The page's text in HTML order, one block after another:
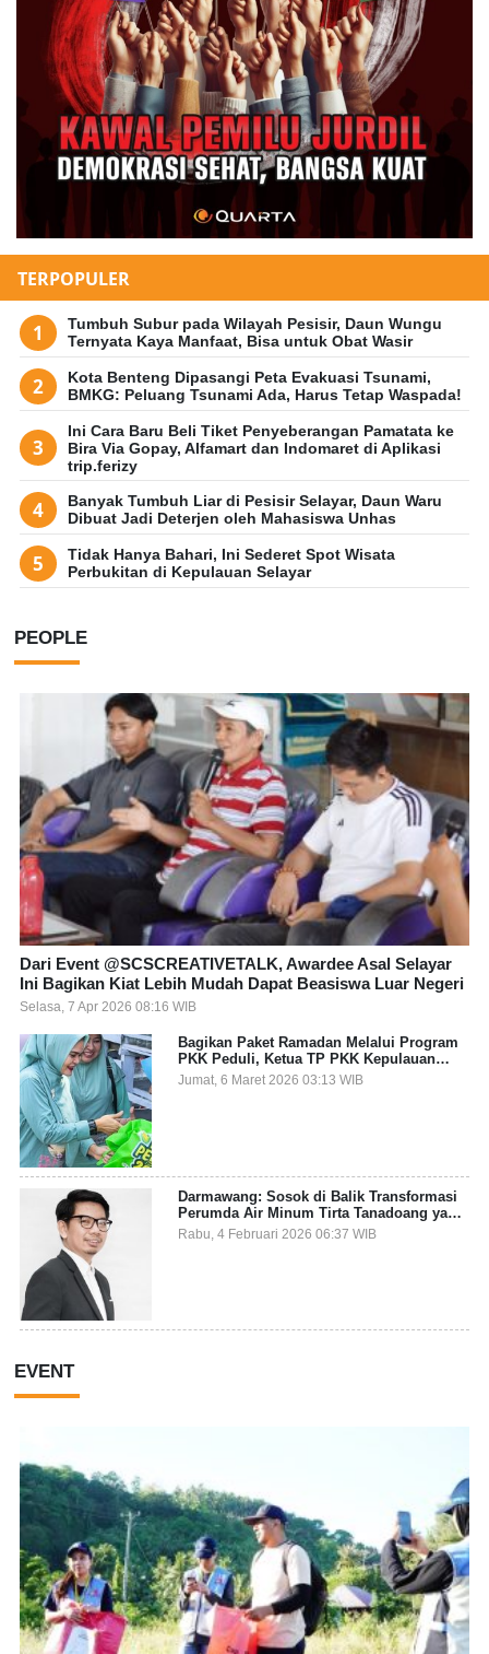
TERPOPULER
Tumbuh Subur pada Wilayah Pesisir, Daun Wungu
Ternyata Kaya Manfaat, Bisa untuk Obat Wasir
Kota Benteng Dipasangi Peta Evakuasi Tsunami,
BMKG: Peluang Tsunami Ada, Harus Tetap Waspada!
Ini Cara Baru Beli Tiket Penyeberangan Pamatata ke
Bira Via Gopay, Alfamart dan Indomaret di Aplikasi
trip.ferizy
Banyak Tumbuh Liar di Pesisir Selayar, Daun Waru
Dibuat Jadi Deterjen oleh Mahasiswa Unhas
Tidak Hanya Bahari, Ini Sederet Spot Wisata
Perbukitan di Kepulauan Selayar
PEOPLE
Dari Event @SCSCREATIVETALK, Awardee Asal Selayar
Ini Bagikan Kiat Lebih Mudah Dapat Beasiswa Luar Negeri
Selasa, 7 Apr 2026 08:16 WIB
Bagikan Paket Ramadan Melalui Program
PKK Peduli, Ketua TP PKK Kepulauan
Selayar: Puasa Adalah Ajang Melatih
Kepekaan Sosial
Jumat, 6 Maret 2026 03:13 WIB
Darmawang: Sosok di Balik Transformasi
Perumda Air Minum Tirta Tanadoang yang
Makin Inovatif
Rabu, 4 Februari 2026 06:37 WIB
EVENT